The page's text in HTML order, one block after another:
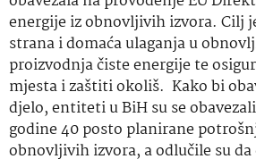
energije iz obnovljivih izvora. Cilj
strana i domaća ulaganja u
proizvodnja čiste energije te
mjesta i zaštiti okoliš. Kako bi
djelo, entiteti u BiH su se
godine 40 posto planirane
obnovljivih izvora, a odlučile su